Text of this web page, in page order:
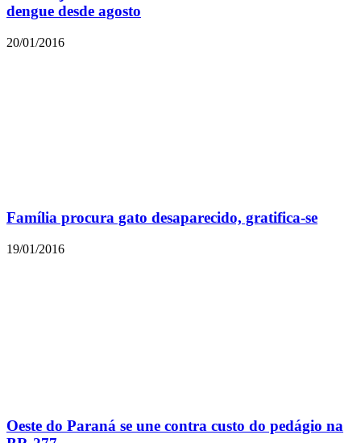
dengue desde agosto
20/01/2016
Família procura gato desaparecido, gratifica-se
19/01/2016
Oeste do Paraná se une contra custo do pedágio na